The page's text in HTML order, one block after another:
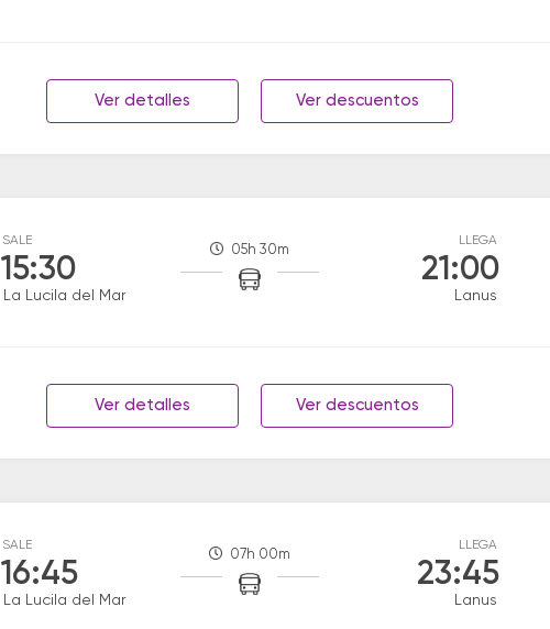
Ver detalles Ver descuentos
SALE
15:30
La Lucila del Mar
05h 30m
LLEGA
21:00
Lanus
Ver detalles Ver descuentos
SALE
16:45
La Lucila del Mar
07h 00m
LLEGA
23:45
Lanus